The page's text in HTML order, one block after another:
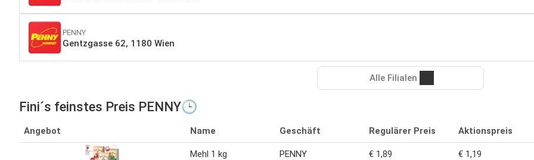
PENNY
Gentzgasse 62, 1180 Wien
Alle Filialen
Fini´s feinstes Preis PENNY🕒
Angebot Name Geschäft Regulärer Preis Aktionspreis
Mehl 1 kg PENNY € 1,89 € 1,19